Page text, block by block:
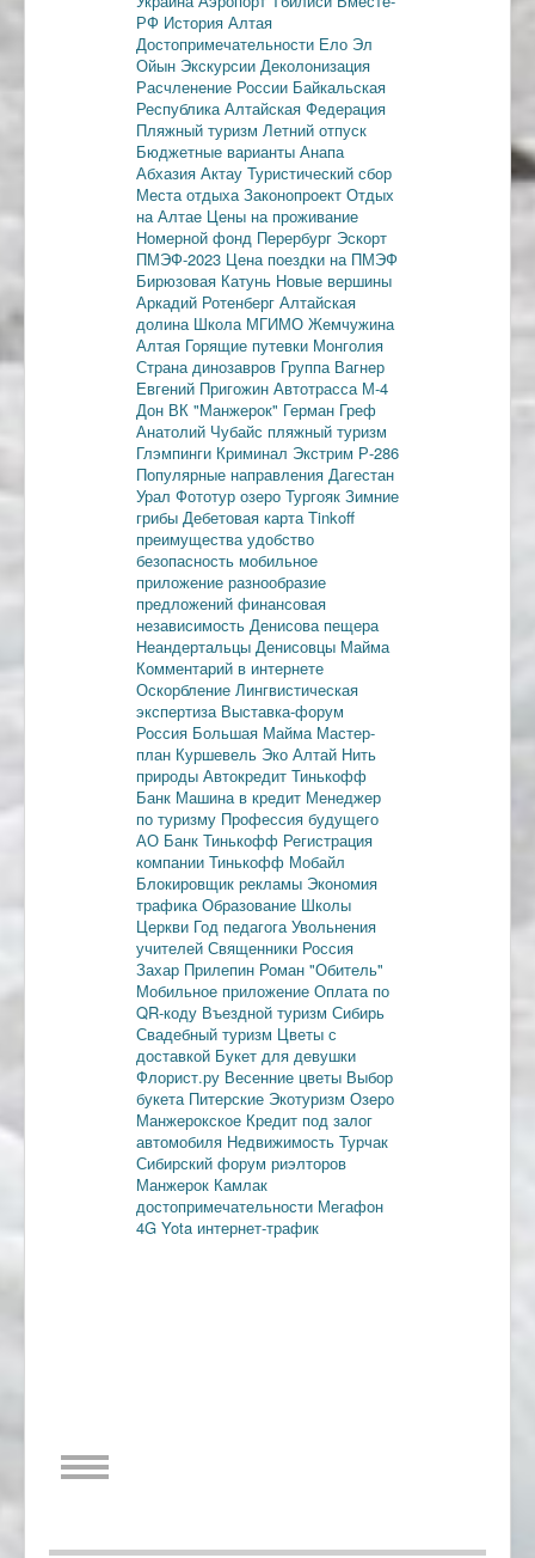
РФ История Алтая
Достопримечательности Ело Эл
Ойын Экскурсии Деколонизация
Расчленение России Байкальская
Республика Алтайская Федерация
Пляжный туризм Летний отпуск
Бюджетные варианты Анапа
Абхазия Актау Туристический сбор
Места отдыха Законопроект Отдых
на Алтае Цены на проживание
Номерной фонд Перербург Эскорт
ПМЭФ-2023 Цена поездки на ПМЭФ
Бирюзовая Катунь Новые вершины
Аркадий Ротенберг Алтайская
долина Школа МГИМО Жемчужина
Алтая Горящие путевки Монголия
Страна динозавров Группа Вагнер
Евгений Пригожин Автотрасса М-4
Дон ВК "Манжерок" Герман Греф
Анатолий Чубайс пляжный туризм
Глэмпинги Криминал Экстрим Р-286
Популярные направления Дагестан
Урал Фототур озеро Тургояк Зимние
грибы Дебетовая карта Tinkoff
преимущества удобство
безопасность мобильное
приложение разнообразие
предложений финансовая
независимость Денисова пещера
Неандертальцы Денисовцы Майма
Комментарий в интернете
Оскорбление Лингвистическая
экспертиза Выставка-форум
Россия Большая Майма Мастер-
план Куршевель Эко Алтай Нить
природы Автокредит Тинькофф
Банк Машина в кредит Менеджер
по туризму Профессия будущего
АО Банк Тинькофф Регистрация
компании Тинькофф Мобайл
Блокировщик рекламы Экономия
трафика Образование Школы
Церкви Год педагога Увольнения
учителей Священники Россия
Захар Прилепин Роман "Обитель"
Мобильное приложение Оплата по
QR-коду Въездной туризм Сибирь
Свадебный туризм Цветы с
доставкой Букет для девушки
Флорист.ру Весенние цветы Выбор
букета Питерские Экотуризм Озеро
Манжерокское Кредит под залог
автомобиля Недвижимость Турчак
Сибирский форум риэлторов
Манжерок Камлак
достопримечательности Мегафон
4G Yota интернет-трафик